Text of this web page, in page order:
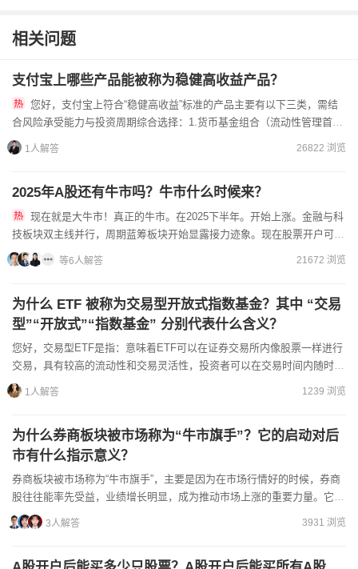
相关问题
支付宝上哪些产品能被称为稳健高收益产品？​
合风险承受能力与投资周期综合选择：1.货币基金组合（流动性管理首
选）以余额宝（天弘货币基金）为核心，叠加余利宝等同类产品，...
1人解答 26822 浏览
2025年A股还有牛市吗？牛市什么时候来？
技板块双主线并行，周期蓝筹板块开始显露接力迹象。现在股票开户可以
在手机上办理。建议提前联系线上客户经理协商佣金费率，可以...
等6人解答 21672 浏览
为什么 ETF 被称为交易型开放式指数基金？其中 “交易
型”“开放式”“指数基金” 分别代表什么含义？
您好，交易型ETF是指：意味着ETF可以在证券交易所内像股票一样进行
交易，具有较高的流动性和交易灵活性，投资者可以在交易时间内随时根
据市场行情买卖ETF份额。开放式ETF是指：指ETF...
1人解答 1239 浏览
为什么券商板块被市场称为“牛市旗手”？它的启动对后
市有什么指示意义？
券商板块被市场称为“牛市旗手”，主要是因为在市场行情好的时候，券商
股往往能率先受益，业绩增长明显，成为推动市场上涨的重要力量。它的
启动对后市有指示意义，通常意味着市场情绪较为乐观，投资...
3人解答 3931 浏览